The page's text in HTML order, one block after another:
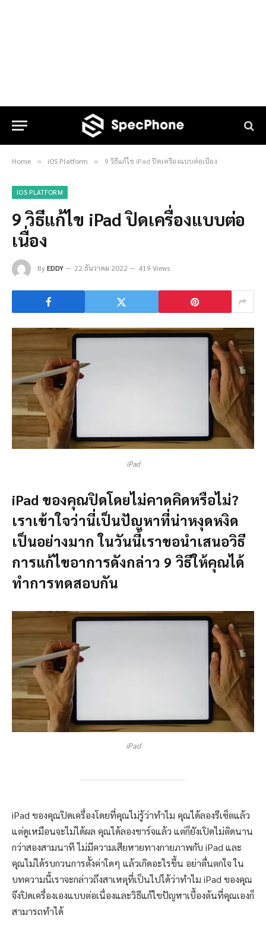
Home » iOS Platform » 9 วิธีแก้ไข iPad ปิดเครื่องแบบต่อเนื่อง
IOS PLATFORM
9 วิธีแก้ไข iPad ปิดเครื่องแบบต่อ
เนื่อง
ByEDDY 22 ธันวาคม 2022 419 Views
iPad
iPad ของคุณปิดโดยไม่คาดคิดหรือไม่?
เราเข้าใจว่านี่เป็นปัญหาที่น่าหงุดหงิด
เป็นอย่างมาก ในวันนี้เราขอนำเสนอวิธี
การแก้ไขอาการดังกล่าว 9 วิธีให้คุณได้
ทำการทดสอบกัน
iPad
iPad ของคุณปิดเครื่องโดยที่คุณไม่รู้ว่าทำไม คุณได้ลองรีเซ็ตแล้ว
แต่ดูเหมือนจะไม่ได้ผล คุณได้ลองชาร์จแล้ว แต่ก็ยังเปิดไม่ติดนาน
กว่าสองสามนาที ไม่มีความเสียหายทางกายภาพกับ iPad และ
คุณไม่ได้รบกวนการตั้งค่าใดๆ แล้วเกิดอะไรขึ้น อย่าตื่นตกใจ ใน
บทความนี้เราจะกล่าวถึงสาเหตุที่เป็นไปได้ว่าทำไม iPad ของคุณ
จึงปิดเครื่องเองแบบต่อเนื่องและวิธีแก้ไขปัญหาเบื้องต้นที่คุณเองก็
สามารถทำได้